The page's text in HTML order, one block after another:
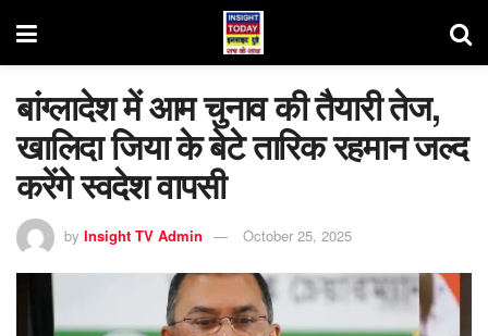
बांग्लादेश में आम चुनाव की तैयारी तेज,
खालिदा जिया के बेटे तारिक रहमान जल्द
करेंगे स्वदेश वापसी
by Insight TV Admin October 25, 2025